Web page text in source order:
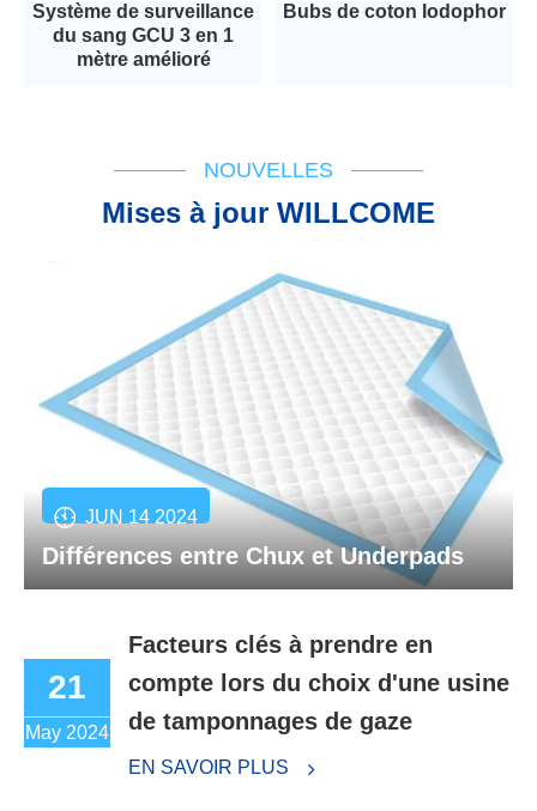
Système de surveillance
du sang GCU 3 en 1
mètre amélioré
Bubs de coton Iodophor
NOUVELLES
Mises à jour WILLCOME
JUN 14 2024
Différences entre Chux et Underpads
21
May 2024
Facteurs clés à prendre en
compte lors du choix d'une usine
de tamponnages de gaze
EN SAVOIR PLUS